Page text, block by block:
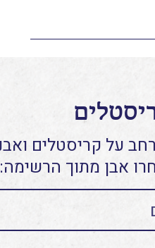
על קריסטלים
אבן מתוך הרשימה: